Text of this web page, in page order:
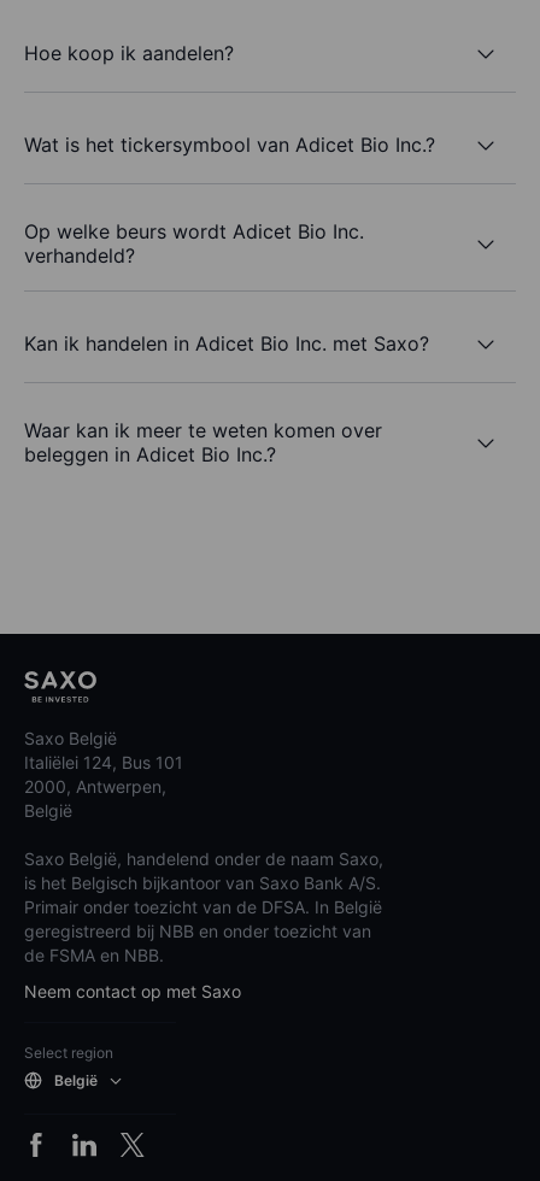
Hoe koop ik aandelen?
Wat is het tickersymbool van Adicet Bio Inc.?
Op welke beurs wordt Adicet Bio Inc.
verhandeld?
Kan ik handelen in Adicet Bio Inc. met Saxo?
Waar kan ik meer te weten komen over
beleggen in Adicet Bio Inc.?
Saxo België
Italiëlei 124, Bus 101
2000, Antwerpen,
België
Saxo België, handelend onder de naam Saxo,
is het Belgisch bijkantoor van Saxo Bank A/S.
Primair onder toezicht van de DFSA. In België
geregistreerd bij NBB en onder toezicht van
de FSMA en NBB.
Neem contact op met Saxo
Select region
België